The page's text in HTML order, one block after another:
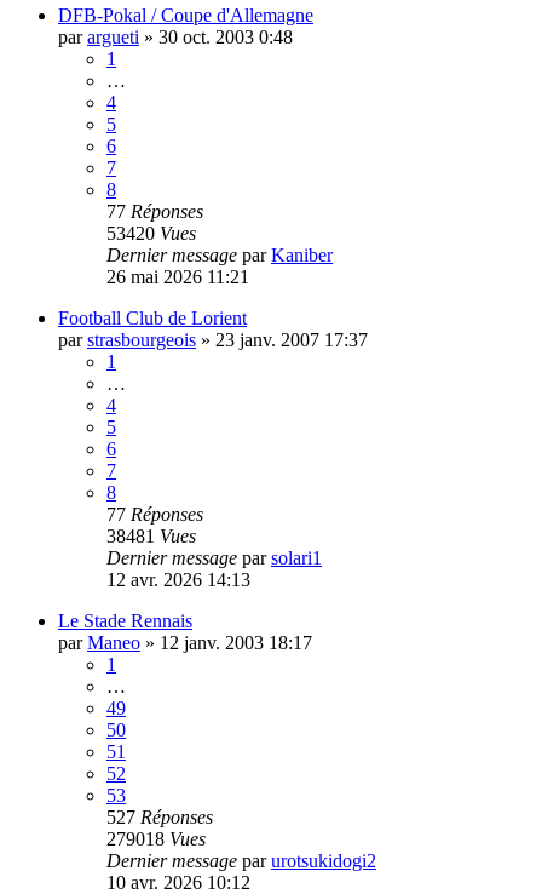
DFB-Pokal / Coupe d'Allemagne
parargueti » 30 oct. 2003 0:48
1
…
4
5
6
7
8
77 Réponses
53420 Vues
Dernier message parKaniber
26 mai 2026 11:21
Football Club de Lorient
parstrasbourgeois » 23 janv. 2007 17:37
1
…
4
5
6
7
8
77 Réponses
38481 Vues
Dernier message parsolari1
12 avr. 2026 14:13
Le Stade Rennais
parManeo » 12 janv. 2003 18:17
1
…
49
50
51
52
53
527 Réponses
279018 Vues
Dernier message parurotsukidogi2
10 avr. 2026 10:12